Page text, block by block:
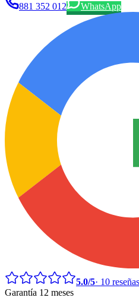
881 352 012 WhatsApp
5.0/5· 10 reseñas
Garantía 12 meses